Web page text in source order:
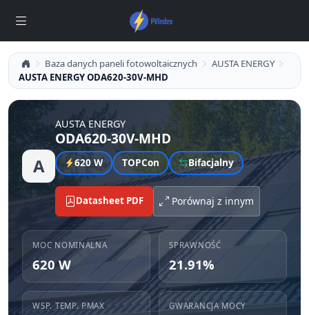
Baza danych paneli fotowoltaicznych
AUSTA ENERGY
AUSTA ENERGY ODA620-30V-MHD
A
AUSTA ENERGY
ODA620-30V-MHD
620 W TOPCon Bifacjalny
Datasheet PDF Porównaj z innym
MOC NOMINALNA
620 W
SPRAWNOŚĆ
21.91%
WSP. TEMP. PMAX GWARANCJA MOCY